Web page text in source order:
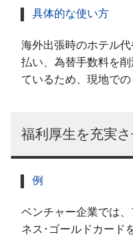
具体的な使い方
海外出張時のホテル
払い、為替手数料を
ているため、現地での
福利厚生を充実
例
ベンチャー企業では
ネス･ゴールドカード